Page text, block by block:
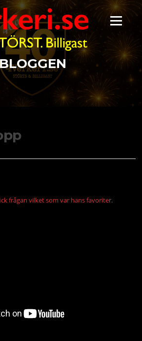
Meny
frågan vilket som var hans favoriter.